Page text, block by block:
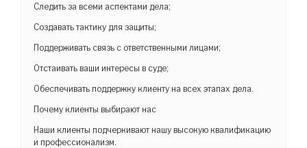
Следить за всеми аспектами дела;
Создавать тактику для защиты;
Поддерживать связь с ответственными лицами;
Отстаивать ваши интересы в суде;
Обеспечивать поддержку клиенту на всех этапах дела.
Почему клиенты выбирают нас
Наши клиенты подчеркивают нашу высокую квалификацию
и профессионализм.